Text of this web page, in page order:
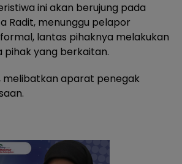
ini akan berujung pada
Radit, menunggu pelapor
lantas pihaknya melakukan
pihak yang berkaitan.
melibatkan aparat penegak